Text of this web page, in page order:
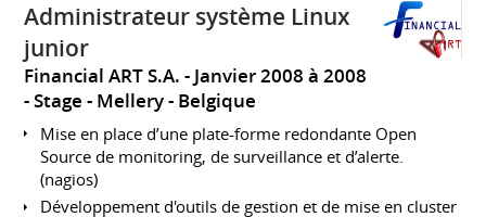
Administrateur système Linux
junior
Financial ART S.A.
Janvier 2008 à 2008
Stage
Mellery Belgique
Mise en place d’une plate-forme redondante Open
Source de monitoring, de surveillance et d’alerte.
(nagios)
Développement d'outils de gestion et de mise en cluster